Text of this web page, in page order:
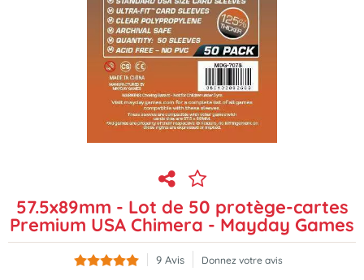
57.5x89mm - Lot de 50 protège-cartes
Premium USA Chimera - Mayday Games
9 Avis Donnez votre avis